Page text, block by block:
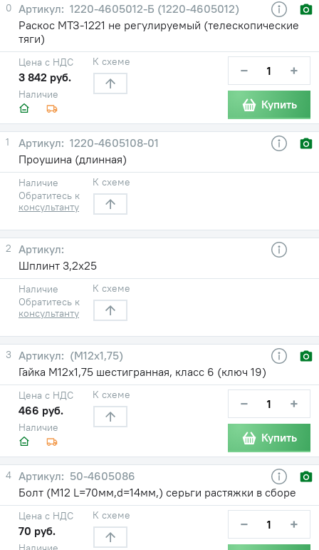
0
1220-4605012-Б (1220-4605012)
Раскос МТЗ-1221 не регулируемый (телескопические
тяги)
Наличие
Цена с НДС
3 842 руб.
К схеме − +
Купить
1
1220-4605108-01
Проушина (длинная)
Наличие
Обратитесь к
консультанту
К схеме
2
Шплинт 3,2х25
Наличие
Обратитесь к
консультанту
К схеме
3
(М12х1,75)
Гайка М12х1,75 шестигранная, класс 6 (ключ 19)
Наличие
Цена с НДС
466 руб.
К схеме − +
Купить
4
50-4605086
Болт (М12 L=70мм,d=14мм,) серьги растяжки в сборе
Цена с НДС
70 руб.
К схеме − +